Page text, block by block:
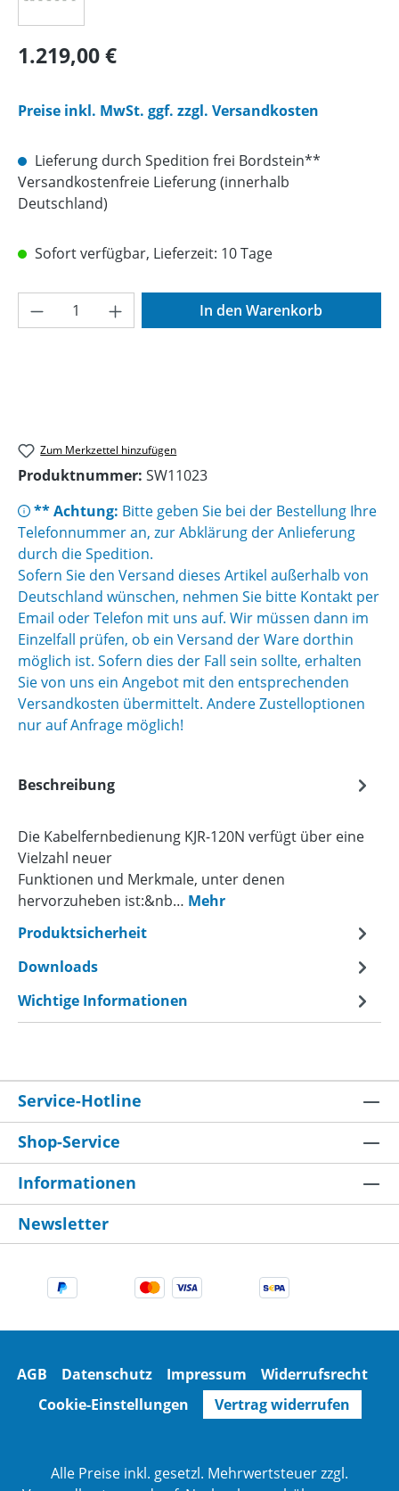
Regulärer Preis:
1.219,00 €
Preise inkl. MwSt. ggf. zzgl. Versandkosten
Lieferung durch Spedition frei Bordstein**
Versandkostenfreie Lieferung (innerhalb
Deutschland)
Sofort verfügbar, Lieferzeit: 10 Tage
Produkt Anzahl: Gib den gewünschten
In den Warenkorb
Zum Merkzettel hinzufügen
Produktnummer: SW11023
** Achtung: Bitte geben Sie bei der Bestellung Ihre
Telefonnummer an, zur Abklärung der Anlieferung
durch die Spedition.
Sofern Sie den Versand dieses Artikel außerhalb von
Deutschland wünschen, nehmen Sie bitte Kontakt per
Email oder Telefon mit uns auf. Wir müssen dann im
Einzelfall prüfen, ob ein Versand der Ware dorthin
möglich ist. Sofern dies der Fall sein sollte, erhalten
Sie von uns ein Angebot mit den entsprechenden
Versandkosten übermittelt. Andere Zustelloptionen
nur auf Anfrage möglich!
Beschreibung
Die Kabelfernbedienung KJR-120N verfügt über eine
Vielzahl neuer
Funktionen und Merkmale, unter denen
hervorzuheben ist:&nb… Mehr
Produktsicherheit
Downloads
Wichtige Informationen
Service-Hotline
Shop-Service
Informationen
Newsletter
AGB Datenschutz Impressum
Widerrufsrecht
Cookie-Einstellungen
Vertrag widerrufen
Alle Preise inkl. gesetzl. Mehrwertsteuer zzgl.